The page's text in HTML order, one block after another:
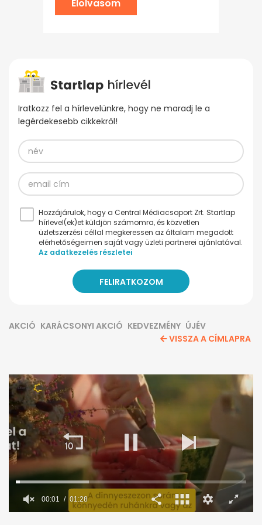
Elolvasom
Iratkozz fel a hírlevelünkre, hogy ne maradj le a
legérdekesebb cikkekről!
Hozzájárulok, hogy a Central Médiacsoport Zrt. Startlap
hírlevel(ek)et küldjön számomra, és közvetlen
üzletszerzési céllal megkeressen az általam megadott
elérhetőségeimen saját vagy üzleti partnerei ajánlatával.
Az adatkezelés részletei
AKCIÓ KARÁCSONYI AKCIÓ KEDVEZMÉNY ÚJÉV
VISSZA A CÍMLAPRA
00:02 01:28